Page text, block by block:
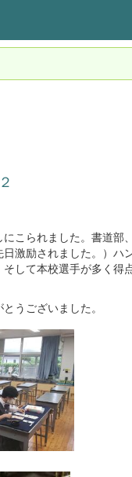
こられました。書道部
激励されました。）ハ
して本校選手が多く得
うございました。